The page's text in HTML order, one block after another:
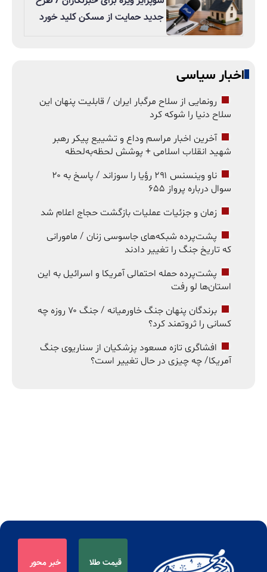
جدید حمایت از مسکن کلید خورد
اخبار سیاسی
رونمایی از سلاح مرگبار ایران / قابلیت پنهان این
سلاح دنیا را شوکه کرد
آخرین اخبار مراسم وداع و تشییع پیکر رهبر
شهید انقلاب اسلامی + پوشش لحظه‌به‌لحظه
ناو وینسنس ۲۹۱ رؤیا را سوزاند / پاسخ به ۲۰
سوال درباره پرواز ۶۵۵
زمان و جزئیات عملیات بازگشت حجاج اعلام شد
پشت‌پرده شبکه‌های جاسوسی زنان / مامورانی
که تاریخ جنگ را تغییر دادند
پشت‌پرده حمله احتمالی آمریکا و اسرائیل به این
استان‌ها لو رفت
برندگان پنهان جنگ خاورمیانه / جنگ ۷۰ روزه چه
کسانی را ثروتمند کرد؟
افشاگری تازه مسعود پزشکیان از سناریوی جنگ
آمریکا/ چه چیزی در حال تغییر است؟
قیمت طلا خبر محور